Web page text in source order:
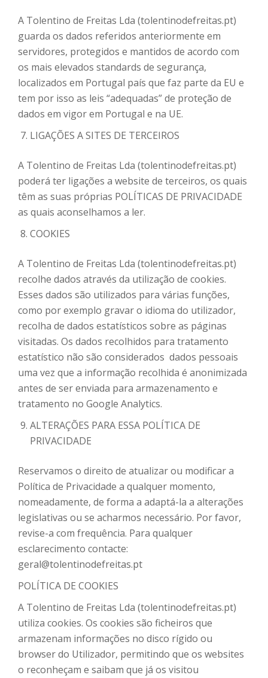
A Tolentino de Freitas Lda (tolentinodefreitas.pt)
guarda os dados referidos anteriormente em
servidores, protegidos e mantidos de acordo com
os mais elevados standards de segurança,
localizados em Portugal país que faz parte da EU e
tem por isso as leis “adequadas” de proteção de
dados em vigor em Portugal e na UE.
LIGAÇÕES A SITES DE TERCEIROS
A Tolentino de Freitas Lda (tolentinodefreitas.pt)
poderá ter ligações a website de terceiros, os quais
têm as suas próprias POLÍTICAS DE PRIVACIDADE
as quais aconselhamos a ler.
COOKIES
A Tolentino de Freitas Lda (tolentinodefreitas.pt)
recolhe dados através da utilização de cookies.
Esses dados são utilizados para várias funções,
como por exemplo gravar o idioma do utilizador,
recolha de dados estatísticos sobre as páginas
visitadas. Os dados recolhidos para tratamento
estatístico não são considerados dados pessoais
uma vez que a informação recolhida é anonimizada
antes de ser enviada para armazenamento e
tratamento no Google Analytics.
ALTERAÇÕES PARA ESSA POLÍTICA DE
PRIVACIDADE
Reservamos o direito de atualizar ou modificar a
Política de Privacidade a qualquer momento,
nomeadamente, de forma a adaptá-la a alterações
legislativas ou se acharmos necessário. Por favor,
revise-a com frequência. Para qualquer
esclarecimento contacte:
geral@tolentinodefreitas.pt
POLÍTICA DE COOKIES
A Tolentino de Freitas Lda (tolentinodefreitas.pt)
utiliza cookies. Os cookies são ficheiros que
armazenam informações no disco rígido ou
browser do Utilizador, permitindo que os websites
o reconheçam e saibam que já os visitou